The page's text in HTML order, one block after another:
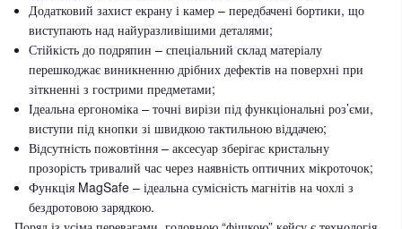
Додатковий захист екрану і камер – передбачені бортики, що
виступають над найуразливішими деталями;
Стійкість до подряпин – спеціальний склад матеріалу
перешкоджає виникненню дрібних дефектів на поверхні при
зіткненні з гострими предметами;
Ідеальна ергономіка – точні вирізи під функціональні роз’єми,
виступи під кнопки зі швидкою тактильною віддачею;
Відсутність пожовтіння – аксесуар зберігає кристальну
прозорість тривалий час через наявність оптичних мікроточок;
Функція MagSafe – ідеальна сумісність магнітів на чохлі з
бездротовою зарядкою.